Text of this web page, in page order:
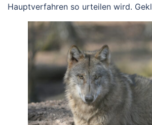
Hauptverfahren so urteilen wird.